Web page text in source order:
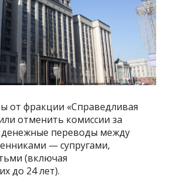
от фракции «Справедливая
отменить комиссии за
переводы между
— супругами,
(включая
до 24 лет).